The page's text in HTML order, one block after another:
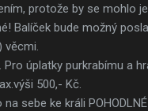
protože by se mohlo
Balíček bude možný
úplatky purkrabímu a
500,- Kč.
sebe ke králi POHODLNÉ